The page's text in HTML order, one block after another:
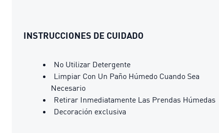
INSTRUCCIONES DE CUIDADO
No Utilizar Detergente
Limpiar Con Un Paño Húmedo Cuando Sea
Necesario
Retirar Inmediatamente Las Prendas Húmedas
Decoración exclusiva